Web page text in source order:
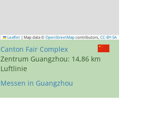
Leaflet | Map data © OpenStreetMap contributors, CC-BY-SA
Canton Fair Complex
Zentrum Guangzhou: 14,86 km
Luftlinie
Messen in Guangzhou